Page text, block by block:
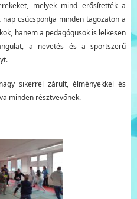
melyek mind erősítették a
csúcspontja minden tagozaton a
hanem a pedagógusok is lelkesen
a nevetés és a sportszerű
sikerrel zárult, élményekkel és
minden résztvevőnek.